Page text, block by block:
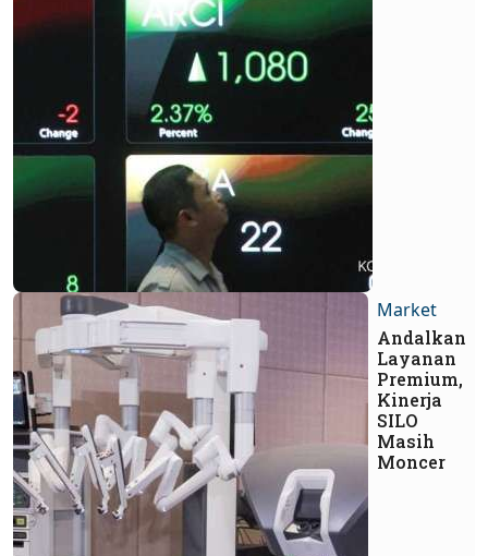
Market
Andalkan
Layanan
Premium,
Kinerja
SILO
Masih
Moncer